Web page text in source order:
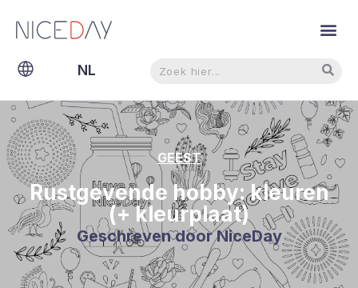
NL
EN
GEEST
Rustgevende hobby: kleuren
(+ kleurplaat)
Geschreven doorNiceDay